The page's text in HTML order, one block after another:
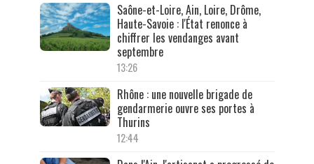
Saône-et-Loire, Ain, Loire, Drôme,
Haute-Savoie : l'État renonce à
chiffrer les vendanges avant
septembre
13:26
Rhône : une nouvelle brigade de
gendarmerie ouvre ses portes à
Thurins
12:44